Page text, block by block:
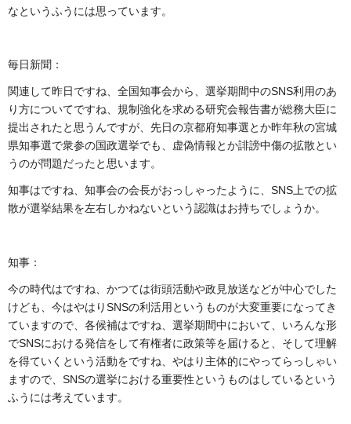
なというふうには思っています。
毎日新聞：
関連して昨日ですね、全国知事会から、選挙期間中のSNS利用のあ
り方についてですね、規制強化を求める研究会報告書が総務大臣に
提出されたと思うんですが、先日の京都府知事選とか昨年秋の宮城
県知事選で衆参の国政選挙でも、虚偽情報とか誹謗中傷の拡散とい
うのが問題だったと思います。
知事はですね、知事会の会長がおっしゃったように、SNS上での拡
散が選挙結果を左右しかねないという認識はお持ちでしょうか。
知事：
今の時代はですね、かつては街頭活動や政見放送などが中心でした
けども、今はやはりSNSの利活用というものが大変重要になってき
ていますので、各候補はですね、選挙期間中において、いろんな形
でSNSにおける発信をして有権者に政策等を届けると、そして理解
を得ていくという活動をですね、やはり主体的にやってらっしゃい
ますので、SNSの選挙における重要性というものはしているという
ふうには考えています。